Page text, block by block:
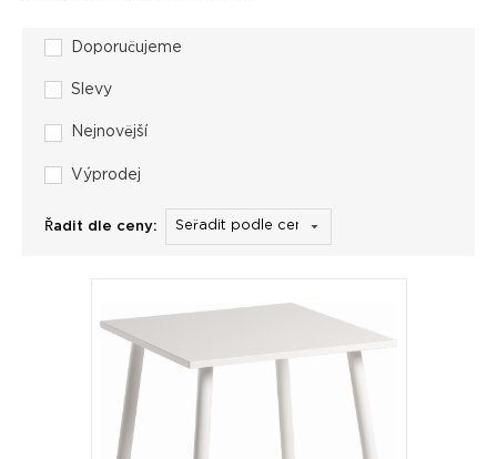
Doporučujeme
Slevy
Nejnovější
Výprodej
Řadit dle ceny: